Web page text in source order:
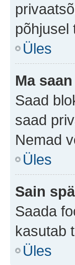
põhjusel
Üles
Ma
Saad
saad
Nemad
Üles
Sain
Saada
kasutab
Üles